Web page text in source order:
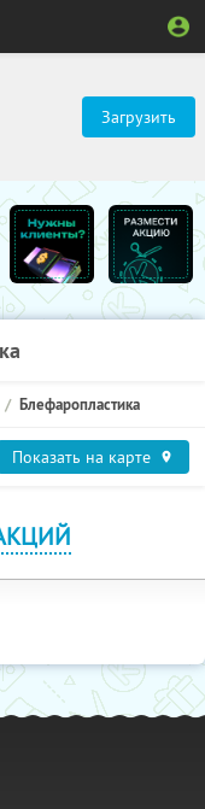
Загрузить
Блефаропластика
Показать на карте